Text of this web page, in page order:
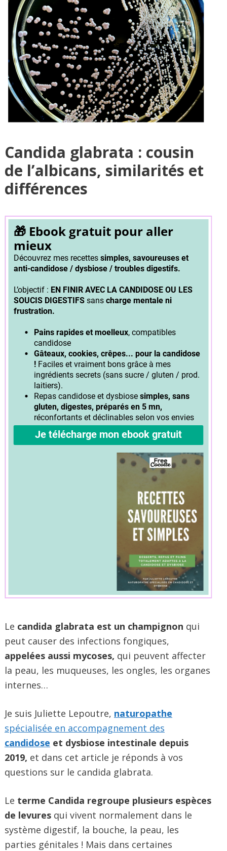
Candida glabrata : cousin
de l’albicans, similarités et
différences
Le candida glabrata est un champignon qui
peut causer des infections fongiques,
appelées aussi mycoses, qui peuvent affecter
la peau, les muqueuses, les ongles, les organes
internes…
Je suis Juliette Lepoutre, naturopathe
spécialisée en accompagnement des
candidose et dysbiose intestinale depuis
2019, et dans cet article je réponds à vos
questions sur le candida glabrata.
Le terme Candida regroupe plusieurs espèces
de levures qui vivent normalement dans le
système digestif, la bouche, la peau, les
parties génitales ! Mais dans certaines